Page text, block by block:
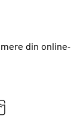
din online-